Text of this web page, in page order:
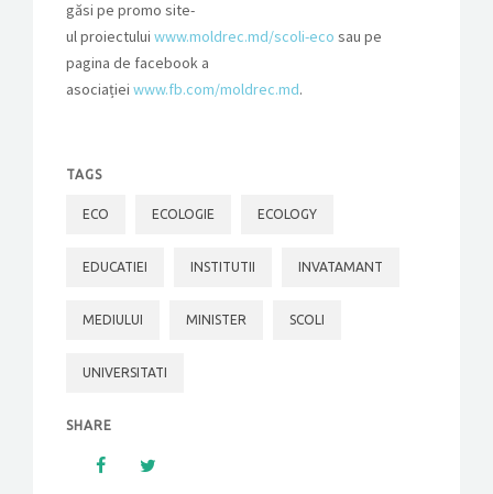
găsi pe promo site-
ul proiectului www.moldrec.md/scoli-eco sau pe
pagina de facebook a
asociației www.fb.com/moldrec.md.
TAGS
ECO ECOLOGIE ECOLOGY
EDUCATIEI INSTITUTII INVATAMANT
MEDIULUI MINISTER SCOLI
UNIVERSITATI
SHARE